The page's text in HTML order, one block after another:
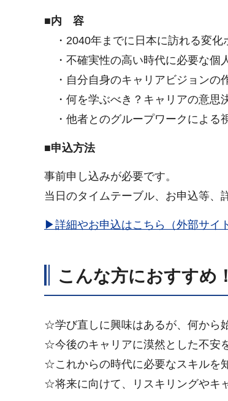
■内 容
・2040年までに日本に訪れる変化
・不確実性の高い時代に必要な個
・自分自身のキャリアビジョンの
・何を学ぶべき？キャリアの意思
・他者とのグループワークによる
■申込方法
事前申し込みが必要です。
当日のタイムテーブル、お申込等、
▶詳細やお申込はこちら（外部サイ
こんな方におすすめ！
☆学び直しに興味はあるが、何から
☆今後のキャリアに漠然とした不安
☆これからの時代に必要なスキルを
☆将来に向けて、リスキリングやキ